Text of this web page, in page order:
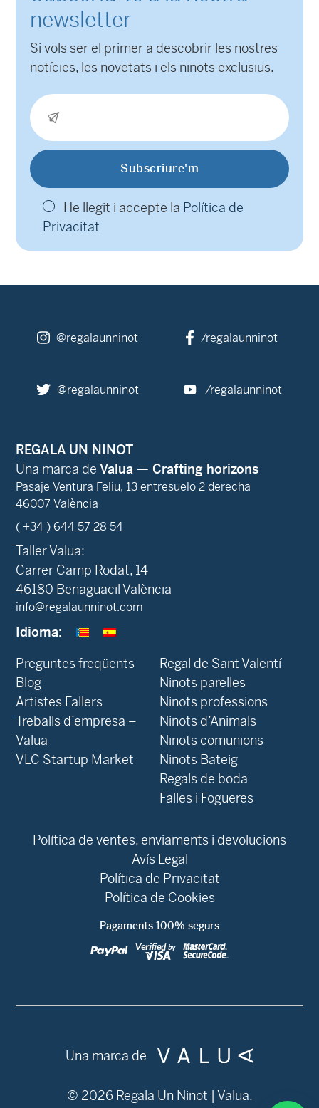
newsletter
Si vols ser el primer a descobrir les nostres
notícies, les novetats i els ninots exclusius.
He llegit i accepte la Política de
Privacitat
@regalaunninot /regalaunninot
@regalaunninot /regalaunninot
REGALA UN NINOT
Una marca de Valua — Crafting horizons
Pasaje Ventura Feliu, 13 entresuelo 2 derecha
46007 València
( +34 ) 644 57 28 54
Taller Valua:
Carrer Camp Rodat, 14
46180 Benaguacil València
info@regalaunninot.com
Idioma:
Preguntes freqüents
Blog
‍Artistes Fallers
Treballs d’empresa –
Valua
VLC Startup Market
Regal de Sant Valentí
Ninots parelles
Ninots professions
Ninots d’Animals
Ninots comunions
Ninots Bateig
Regals de boda
Falles i Fogueres
Política de ventes, enviaments i devolucions
Avís Legal
Política de Privacitat
Política de Cookies
Pagaments 100% segurs
© 2026 Regala Un Ninot | Valua.
Una marca de